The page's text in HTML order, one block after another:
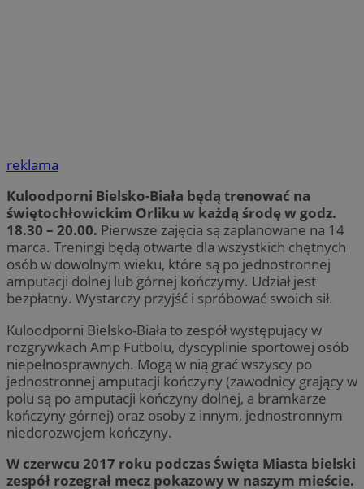
reklama
Kuloodporni Bielsko-Biała będą trenować na
świętochłowickim Orliku w każdą środę w godz.
18.30 – 20.00. Pierwsze zajęcia są zaplanowane na 14
marca. Treningi będą otwarte dla wszystkich chętnych
osób w dowolnym wieku, które są po jednostronnej
amputacji dolnej lub górnej kończymy. Udział jest
bezpłatny. Wystarczy przyjść i spróbować swoich sił.
Kuloodporni Bielsko-Biała to zespół występujący w
rozgrywkach Amp Futbolu, dyscyplinie sportowej osób
niepełnosprawnych. Mogą w nią grać wszyscy po
jednostronnej amputacji kończyny (zawodnicy grający w
polu są po amputacji kończyny dolnej, a bramkarze
kończyny górnej) oraz osoby z innym, jednostronnym
niedorozwojem kończyny.
W czerwcu 2017 roku podczas Święta Miasta bielski
zespół rozegrał mecz pokazowy w naszym mieście.